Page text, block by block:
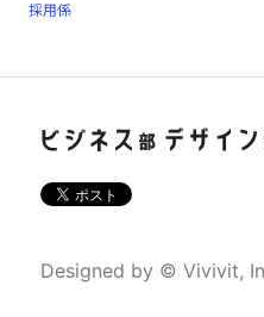
採用係
Designed by © Vivivit,